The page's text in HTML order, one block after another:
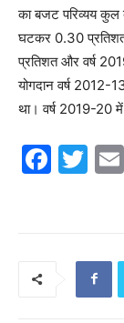
का बजट परिव्यय
घटकर 0.30
प्रतिशत और वर्ष
योगदान वर्ष
था। वर्ष 2019-20
F
T